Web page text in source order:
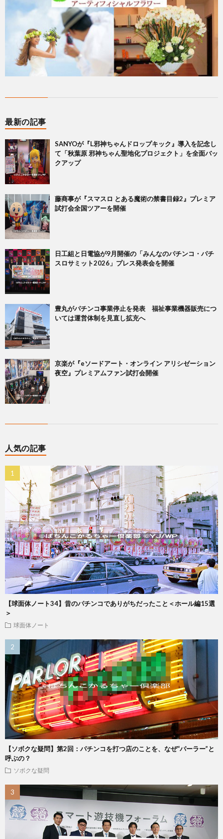
最新の記事
SANYOが『L邪神ちゃんドロップキック』導入を記念し
て「秋葉原 邪神ちゃん聖地化プロジェクト」を全面バッ
クアップ
藤商事が『スマスロ とある魔術の禁書目録2』プレミア
試打会全国ツアーを開催
日工組と日電協が9月開催の「みんなのパチンコ・パチ
スロサミット2026」プレス発表会を開催
豊丸がパチンコ事業停止を発表 福祉事業機器販売につ
いては運営体制を見直し拡充へ
京楽が『eソードアート・オンライン アリシゼーション
夜空』プレミアムファン試打会開催
人気の記事
【球面体ノート34】昔のパチンコでありがちだったこと＜ホール編15選
＞
球面体ノート
【ソボクな疑問】第2回：パチンコを打つ店のことを、なぜ“パーラー”と
呼ぶの？
ソボクな疑問